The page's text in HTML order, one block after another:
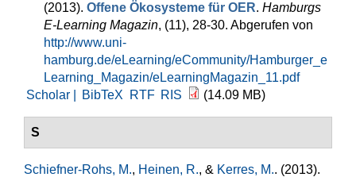
(2013). Offene Ökosysteme für OER. Hamburgs
E-Learning Magazin, (11), 28-30. Abgerufen von
http://www.uni-
hamburg.de/eLearning/eCommunity/Hamburger_e
Learning_Magazin/eLearningMagazin_11.pdf
Scholar |
BibTeX RTF RIS (14.09 MB)
S
Schiefner-Rohs, M., Heinen, R., & Kerres, M.. (2013).